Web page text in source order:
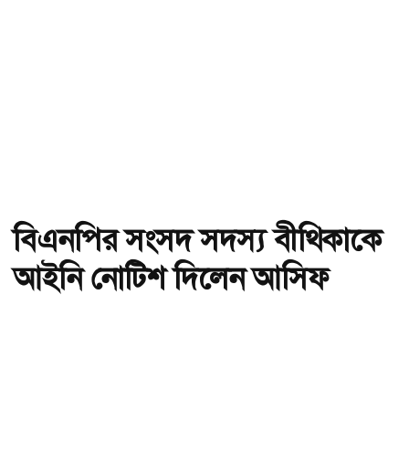
বিএনপির সংসদ সদস্য বীথিকাকে
আইনি নোটিশ দিলেন আসিফ